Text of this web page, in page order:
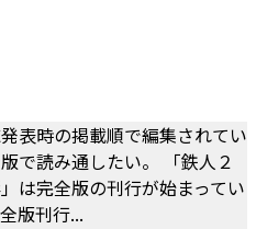
表時の掲載順で編集されてい
で読み通したい。 「鉄人２
は完全版の刊行が始まってい
版刊行...